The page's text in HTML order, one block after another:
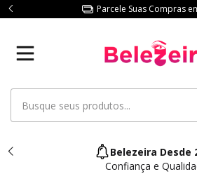
Parcele Suas Compras
Belezeira Desde
Confiança e